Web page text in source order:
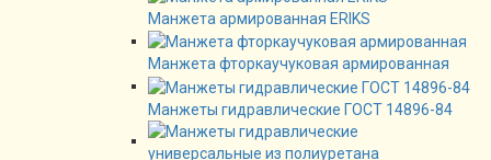
Манжета армированная ERIKS
Манжета фторкаучуковая армированная
Манжеты гидравлические ГОСТ 14896-84